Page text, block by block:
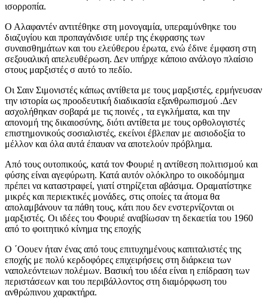
ισορροπία.
Ο Αλαφαντέν αντιτέθηκε στη μονογαμία, υπεραμύνθηκε του
διαζυγίου και προπαγάνδισε υπέρ της έκφρασης των
συναισθημάτων και του ελεύθερου έρωτα, ενώ έδινε έμφαση στη
σεξουαλική απελευθέρωση. Δεν υπήρχε κάποιο ανάλογο πλαίσιο
στους μαρξιστές σ αυτό το πεδίο.
Οι Σαιν Σιμονιστές κάπως αντίθετα με τους μαρξιστές, ερμήνευσαν
την ιστορία ως προοδευτική διαδικασία εξανθρωπισμού .Δεν
ασχολήθηκαν σοβαρά με τις ποινές , τα εγκλήματα, και την
απονομή της δικαιοσύνης, διότι αντίθετα με τους ορθολογιστές
επιστημονικούς σοσιαλιστές, εκείνοι έβλεπαν με αισιοδοξία το
μέλλον και όλα αυτά έπαυαν να αποτελούν πρόβλημα.
Από τους ουτοπικούς, κατά τον Φουριέ η αντίθεση πολιτισμού και
φύσης είναι αγεφύρωτη. Κατά αυτόν ολόκληρο το οικοδόμημα
πρέπει να καταστραφεί, γιατί στηρίζεται αβάσιμα. Οραματίστηκε
μικρές και περιεκτικές μονάδες, στις οποίες τα άτομα θα
απολαμβάνουν τα πάθη τους, κάτι που δεν ενστερνίζονται οι
μαρξιστές. Οι ιδέες του Φουριέ αναβίωσαν τη δεκαετία του 1960
από το φοιτητικό κίνημα της εποχής
Ο ΄Οουεν ήταν ένας από τους επιτυχημένους καπιταλιστές της
εποχής με πολύ κερδοφόρες επιχειρήσεις στη διάρκεια των
ναπολεόντειων πολέμων. Βασική του ιδέα είναι η επίδραση των
περιστάσεων και του περιβάλλοντος στη διαμόρφωση του
ανθρώπινου χαρακτήρα.